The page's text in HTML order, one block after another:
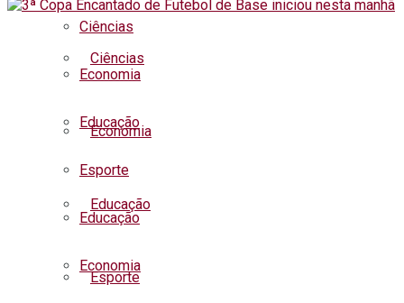
Ciências
Economia
Educação
Esporte
Ciências
Economia
Educação
Esporte
Educação
Economia